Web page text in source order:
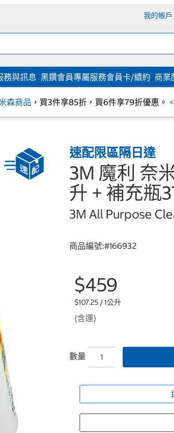
我的帳戶
務與訊息 黑鑽會員專屬服務會員卡/續約 商業
森商品 ，買3件享85折，買6件享79折優惠。
速配限區隔日達
3M 魔利 奈
升 + 補充瓶
3M All Purpose
商品編號:#166932
$459
$107.25 / 1公升
(含運)
數量